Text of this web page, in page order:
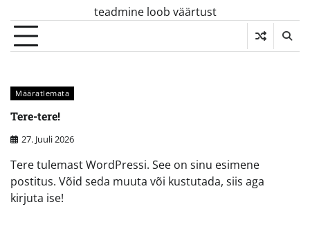
content
teadmine loob väärtust
Määratlemata
Tere-tere!
27. Juuli 2026
Tere tulemast WordPressi. See on sinu esimene
postitus. Võid seda muuta või kustutada, siis aga
kirjuta ise!